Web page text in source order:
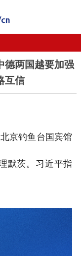
企业党建
德两国越要加强
互信
京钓鱼台国宾馆
默茨。习近平指